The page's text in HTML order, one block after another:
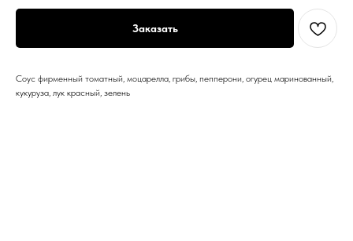
Заказать
Соус фирменный томатный, моцарелла, грибы, пепперони, огурец маринованный,
кукуруза, лук красный, зелень